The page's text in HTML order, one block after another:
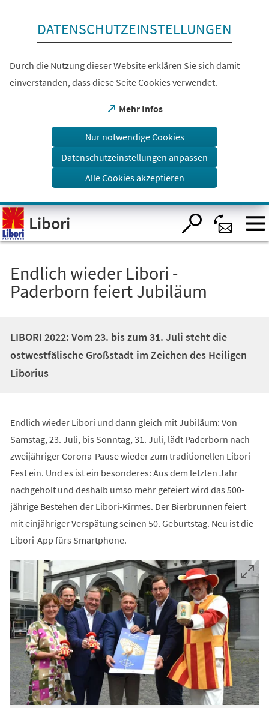
Visuelle
Assistenzsoftware
öffnen.
DATENSCHUTZEINSTELLUNGEN
Durch die Nutzung dieser Website erklären Sie sich damit
einverstanden, dass diese Seite Cookies verwendet.
Mehr Infos
(Öffnet
einem
Tab)
Nur notwendige Cookies
Datenschutzeinstellungen anpassen
Alle Cookies akzeptieren
Libori
Endlich wieder Libori -
Paderborn feiert Jubiläum
LIBORI 2022: Vom 23. bis zum 31. Juli steht die
ostwestfälische Großstadt im Zeichen des Heiligen
Liborius
Endlich wieder Libori und dann gleich mit Jubiläum: Von
Samstag, 23. Juli, bis Sonntag, 31. Juli, lädt Paderborn nach
zweijähriger Corona-Pause wieder zum traditionellen Libori-
Fest ein. Und es ist ein besonderes: Aus dem letzten Jahr
nachgeholt und deshalb umso mehr gefeiert wird das 500-
jährige Bestehen der Libori-Kirmes. Der Bierbrunnen feiert
mit einjähriger Verspätung seinen 50. Geburtstag. Neu ist die
Libori-App fürs Smartphone.